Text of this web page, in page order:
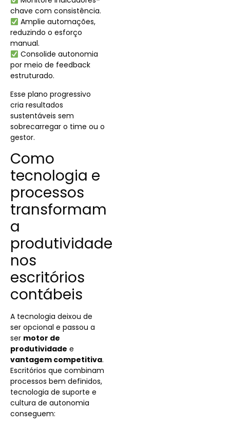
chave com consistência.
Amplie automações,
reduzindo o esforço
manual.
Consolide autonomia
por meio de feedback
estruturado.
Esse plano progressivo
cria resultados
sustentáveis sem
sobrecarregar o time ou o
gestor.
Como
tecnologia e
processos
transformam
a
produtividade
nos
escritórios
contábeis
A tecnologia deixou de
ser opcional e passou a
ser motor de
produtividade e
vantagem competitiva.
Escritórios que combinam
processos bem definidos,
tecnologia de suporte e
cultura de autonomia
conseguem: